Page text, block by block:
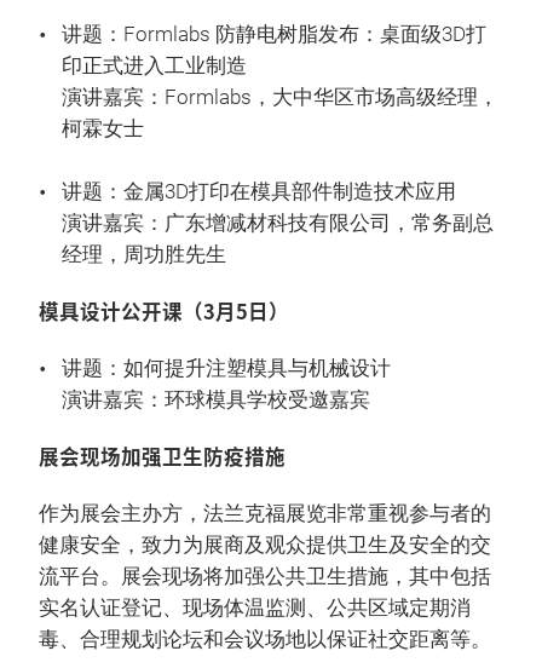
讲题：Formlabs 防静电树脂发布：桌面级3D打
印正式进入工业制造
演讲嘉宾：Formlabs，大中华区市场高级经理，
柯霖女士
讲题：金属3D打印在模具部件制造技术应用
演讲嘉宾：广东增减材科技有限公司，常务副总
经理，周功胜先生
模具设计公开课（3月5日）
讲题：如何提升注塑模具与机械设计
演讲嘉宾：环球模具学校受邀嘉宾
展会现场加强卫生防疫措施
作为展会主办方，法兰克福展览非常重视参与者的
健康安全，致力为展商及观众提供卫生及安全的交
流平台。展会现场将加强公共卫生措施，其中包括
实名认证登记、现场体温监测、公共区域定期消
毒、合理规划论坛和会议场地以保证社交距离等。